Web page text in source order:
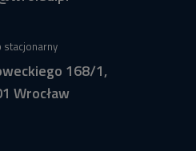
stacjonarny
168/1,
Wrocław